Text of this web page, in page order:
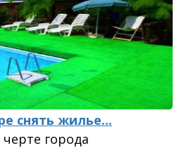
снять жилье...
города